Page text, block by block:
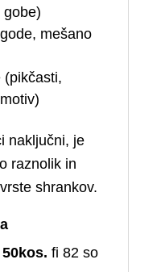
gobe)
mešano
(pikčasti,
naključni, je
raznolik in
shrankov.
fi 82 so